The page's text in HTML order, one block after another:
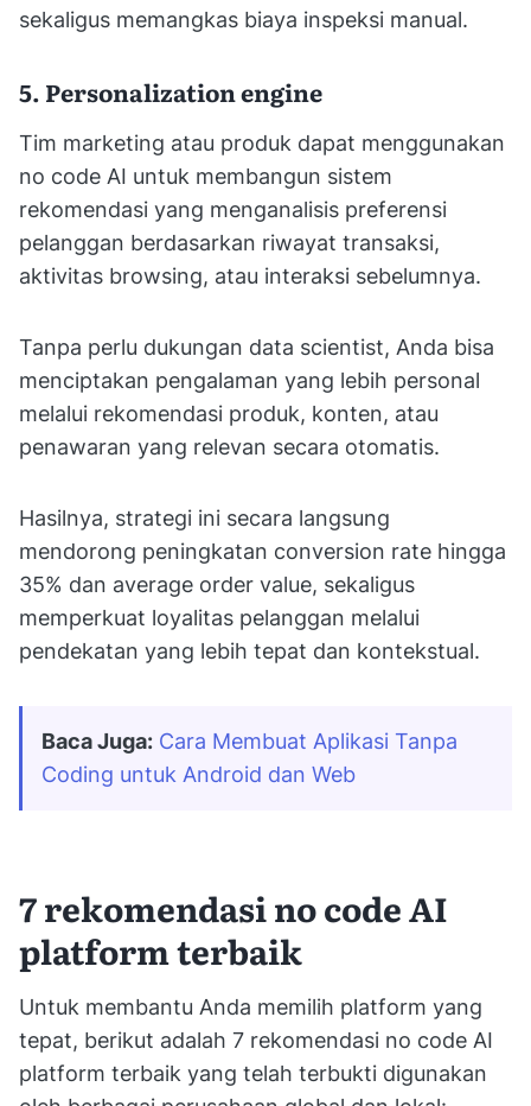
sekaligus memangkas biaya inspeksi manual.
5. Personalization engine
Tim marketing atau produk dapat menggunakan
no code AI untuk membangun sistem
rekomendasi yang menganalisis preferensi
pelanggan berdasarkan riwayat transaksi,
aktivitas browsing, atau interaksi sebelumnya.
Tanpa perlu dukungan data scientist, Anda bisa
menciptakan pengalaman yang lebih personal
melalui rekomendasi produk, konten, atau
penawaran yang relevan secara otomatis.
Hasilnya, strategi ini secara langsung
mendorong peningkatan conversion rate hingga
35% dan average order value, sekaligus
memperkuat loyalitas pelanggan melalui
pendekatan yang lebih tepat dan kontekstual.
Baca Juga: Cara Membuat Aplikasi Tanpa
Coding untuk Android dan Web
7 rekomendasi no code AI
platform terbaik
Untuk membantu Anda memilih platform yang
tepat, berikut adalah 7 rekomendasi no code AI
platform terbaik yang telah terbukti digunakan